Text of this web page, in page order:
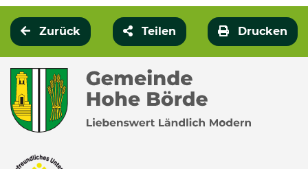
Zurück Teilen Drucken